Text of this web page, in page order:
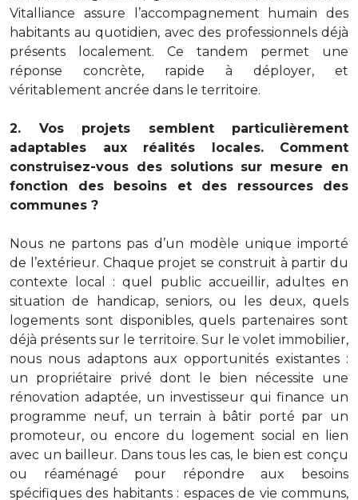
Vitalliance assure l’accompagnement humain des
habitants au quotidien, avec des professionnels déjà
présents localement. Ce tandem permet une
réponse concrète, rapide à déployer, et
véritablement ancrée dans le territoire.
2. Vos projets semblent particulièrement
adaptables aux réalités locales. Comment
construisez-vous des solutions sur mesure en
fonction des besoins et des ressources des
communes ?
Nous ne partons pas d’un modèle unique importé
de l’extérieur. Chaque projet se construit à partir du
contexte local : quel public accueillir, adultes en
situation de handicap, seniors, ou les deux, quels
logements sont disponibles, quels partenaires sont
déjà présents sur le territoire. Sur le volet immobilier,
nous nous adaptons aux opportunités existantes :
un propriétaire privé dont le bien nécessite une
rénovation adaptée, un investisseur qui finance un
programme neuf, un terrain à bâtir porté par un
promoteur, ou encore du logement social en lien
avec un bailleur. Dans tous les cas, le bien est conçu
ou réaménagé pour répondre aux besoins
spécifiques des habitants : espaces de vie communs,